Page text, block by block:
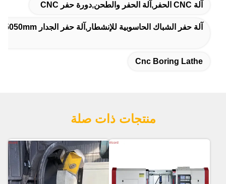
آلة CNC الحفر,آلة الحفر والطحن,دورة حفر CNC
آلة حفر الشباك الحاسوبية للإنشطار,آلة حفر الجدار 5050mm,آلة الحفر والحفر اللاسلكي للإنشطار
Cnc Boring Lathe
منتجات ذات صلة